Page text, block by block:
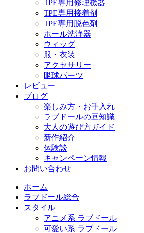
TPE専用修理機器
TPE専用接着剤
TPE専用脱色剤
ホール洗浄器
ウィッグ
服・衣装
アクセサリー
眼球パーツ
レビュー
ブログ
楽しみ方・お手入れ
ラブドールの豆知識
大人の遊び方ガイド
新作紹介
体験談
キャンペーン情報
お問い合わせ
ホーム
ラブドール総合
スタイル
アニメ系 ラブドール
可愛い系 ラブドール